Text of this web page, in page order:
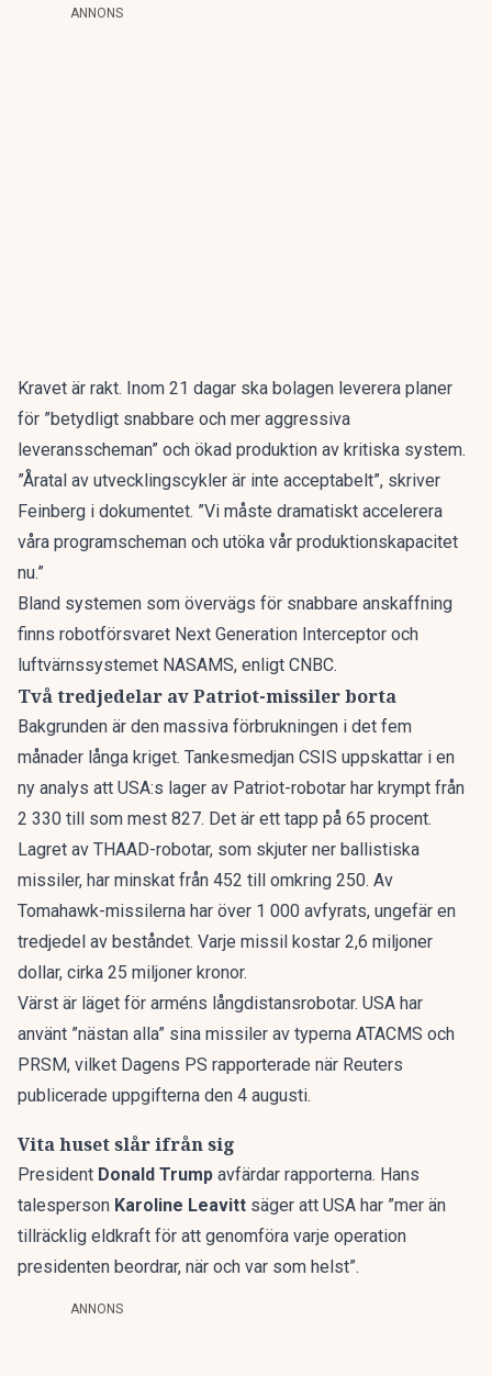
ANNONS
Kravet är rakt. Inom 21 dagar ska bolagen leverera planer
för ”betydligt snabbare och mer aggressiva
leveransscheman” och ökad produktion av kritiska system.
”Åratal av utvecklingscykler är inte acceptabelt”, skriver
Feinberg i dokumentet. ”Vi måste dramatiskt accelerera
våra programscheman och utöka vår produktionskapacitet
nu.”
Bland systemen som övervägs för snabbare anskaffning
finns robotförsvaret Next Generation Interceptor och
luftvärnssystemet NASAMS, enligt CNBC.
Två tredjedelar av Patriot-missiler borta
Bakgrunden är den massiva förbrukningen i det fem
månader långa kriget. Tankesmedjan CSIS uppskattar i en
ny analys att USA:s lager av Patriot-robotar har krympt från
2 330 till som mest 827. Det är ett tapp på 65 procent.
Lagret av THAAD-robotar, som skjuter ner ballistiska
missiler, har minskat från 452 till omkring 250. Av
Tomahawk-missilerna har över 1 000 avfyrats, ungefär en
tredjedel av beståndet. Varje missil kostar 2,6 miljoner
dollar, cirka 25 miljoner kronor.
Värst är läget för arméns långdistansrobotar. USA har
använt ”nästan alla” sina missiler av typerna ATACMS och
PRSM, vilket Dagens PS rapporterade när Reuters
publicerade uppgifterna den 4 augusti.
Vita huset slår ifrån sig
President Donald Trump avfärdar rapporterna. Hans
talesperson Karoline Leavitt säger att USA har ”mer än
tillräcklig eldkraft för att genomföra varje operation
presidenten beordrar, när och var som helst”.
ANNONS